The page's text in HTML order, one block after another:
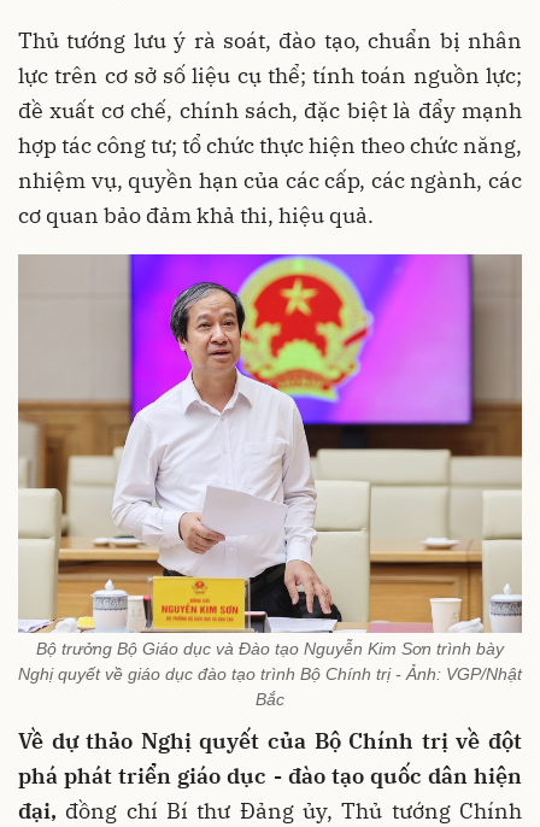
Thủ tướng lưu ý rà soát, đào tạo, chuẩn bị nhân
lực trên cơ sở số liệu cụ thể; tính toán nguồn lực;
đề xuất cơ chế, chính sách, đặc biệt là đẩy mạnh
hợp tác công tư; tổ chức thực hiện theo chức năng,
nhiệm vụ, quyền hạn của các cấp, các ngành, các
cơ quan bảo đảm khả thi, hiệu quả.
Bộ trưởng Bộ Giáo dục và Đào tạo Nguyễn Kim Sơn trình bày
Nghị quyết về giáo dục đào tạo trình Bộ Chính trị - Ảnh: VGP/Nhật
Bắc
Về dự thảo Nghị quyết của Bộ Chính trị về đột
phá phát triển giáo dục - đào tạo quốc dân hiện
đại, đồng chí Bí thư Đảng ủy, Thủ tướng Chính